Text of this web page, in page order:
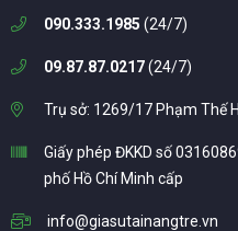
090.333.1985 (24/7)
09.87.87.0217(24/7)
Trụ sở: 1269/17 Phạm Thế
Giấy phép ĐKKD số
phố Hồ Chí Minh cấp
info@giasutainangtre.vn